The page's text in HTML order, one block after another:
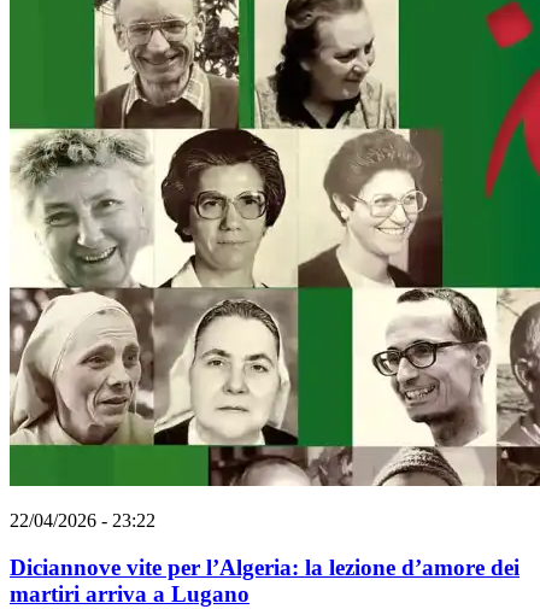
22/04/2026 - 23:22
Diciannove vite per l’Algeria: la lezione d’amore dei
martiri arriva a Lugano